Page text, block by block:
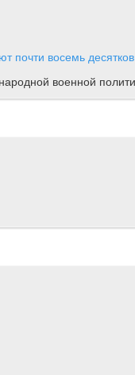
почти восемь десятков
военной